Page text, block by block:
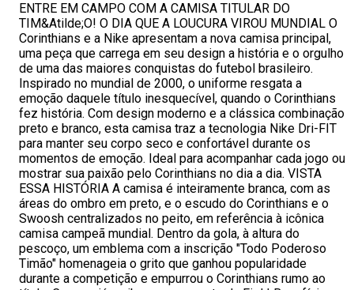
ENTRE EM CAMPO COM A CAMISA TITULAR DO
TIM&Atilde;O! O DIA QUE A LOUCURA VIROU MUNDIAL O
Corinthians e a Nike apresentam a nova camisa principal,
uma peça que carrega em seu design a história e o orgulho
de uma das maiores conquistas do futebol brasileiro.
Inspirado no mundial de 2000, o uniforme resgata a
emoção daquele título inesquecível, quando o Corinthians
fez história. Com design moderno e a clássica combinação
preto e branco, esta camisa traz a tecnologia Nike Dri-FIT
para manter seu corpo seco e confortável durante os
momentos de emoção. Ideal para acompanhar cada jogo ou
mostrar sua paixão pelo Corinthians no dia a dia. VISTA
ESSA HISTÓRIA A camisa é inteiramente branca, com as
áreas do ombro em preto, e o escudo do Corinthians e o
Swoosh centralizados no peito, em referência à icônica
camisa campeã mundial. Dentro da gola, à altura do
pescoço, um emblema com a inscrição "Todo Poderoso
Timão" homenageia o grito que ganhou popularidade
durante a competição e empurrou o Corinthians rumo ao